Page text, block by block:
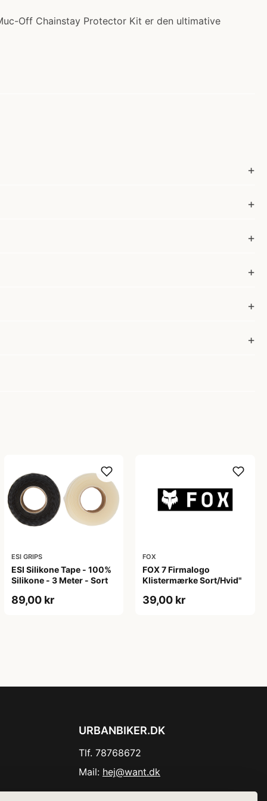
Off Chainstay Protector Kit er den ultimative
ESI GRIPS
ESI Silikone Tape - 100%
Silikone - 3 Meter - Sort
89,00 kr
FOX
FOX 7 Firmalogo
Klistermærke Sort/Hvid"
39,00 kr
URBANBIKER.DK
Tlf. 78768672
Mail: hej@want.dk